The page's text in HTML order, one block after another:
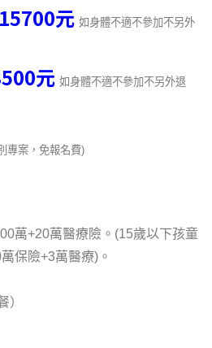
15700元 如身體不適不參加不另外
元 如身體不適不參加不另外退
專案，免報名費)
萬+20萬醫療險。(15歲以下孩童
保險+3萬醫療)。
）